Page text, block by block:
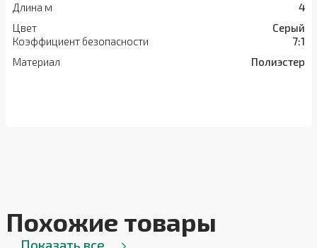
Длина м
4
Цвет
Серый
Коэффициент безопасности
7:1
Материал
Полиэстер
Похожие товары